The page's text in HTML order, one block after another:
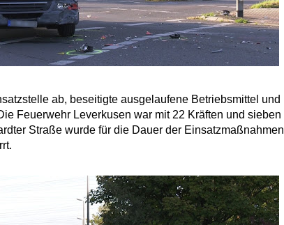
ab, beseitigte ausgelaufene Betriebsmittel und
Feuerwehr Leverkusen war mit 22 Kräften und sieben
Straße wurde für die Dauer der Einsatzmaßnahmen